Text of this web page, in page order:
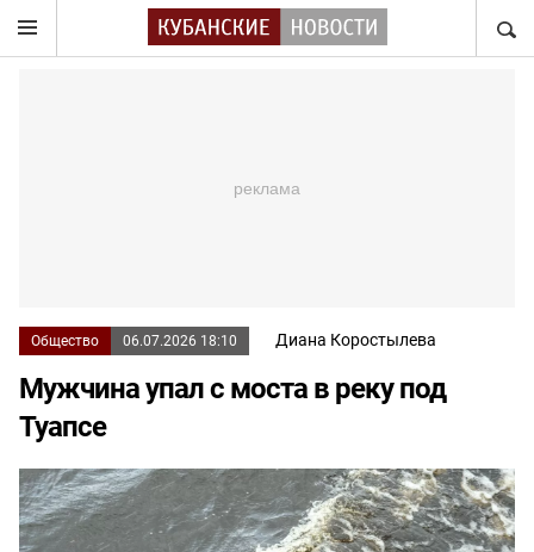
Общество 06.07.2026 18:10 Диана Коростылева
Мужчина упал с моста в реку под
Туапсе